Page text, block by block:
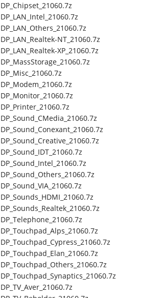
DP_Chipset_21060.7z
DP_LAN_Intel_21060.7z
DP_LAN_Others_21060.7z
DP_LAN_Realtek-NT_21060.7z
DP_LAN_Realtek-XP_21060.7z
DP_MassStorage_21060.7z
DP_Misc_21060.7z
DP_Modem_21060.7z
DP_Monitor_21060.7z
DP_Printer_21060.7z
DP_Sound_CMedia_21060.7z
DP_Sound_Conexant_21060.7z
DP_Sound_Creative_21060.7z
DP_Sound_IDT_21060.7z
DP_Sound_Intel_21060.7z
DP_Sound_Others_21060.7z
DP_Sound_VIA_21060.7z
DP_Sounds_HDMI_21060.7z
DP_Sounds_Realtek_21060.7z
DP_Telephone_21060.7z
DP_Touchpad_Alps_21060.7z
DP_Touchpad_Cypress_21060.7z
DP_Touchpad_Elan_21060.7z
DP_Touchpad_Others_21060.7z
DP_Touchpad_Synaptics_21060.7z
DP_TV_Aver_21060.7z